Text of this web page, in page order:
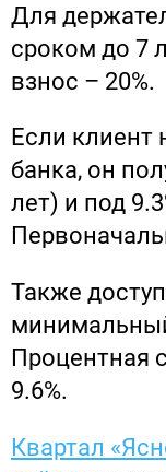
Для
сроком до 7
взнос – 20%.
Если клиент
банка, он
лет) и под
Также
Процентная
9.6%.
Квартал